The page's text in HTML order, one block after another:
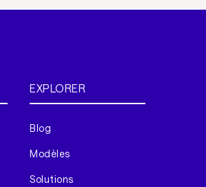
EXPLORER
Blog
Modèles
Solutions